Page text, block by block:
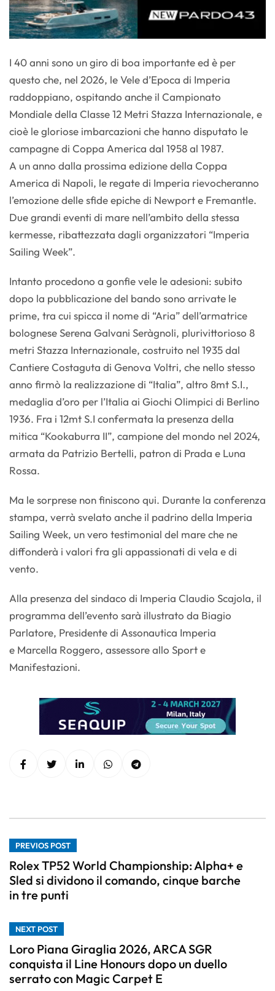
I 40 anni sono un giro di boa importante ed è per
questo che, nel 2026, le Vele d’Epoca di Imperia
raddoppiano, ospitando anche il Campionato
Mondiale della Classe 12 Metri Stazza Internazionale, e
cioè le gloriose imbarcazioni che hanno disputato le
campagne di Coppa America dal 1958 al 1987.
A un anno dalla prossima edizione della Coppa
America di Napoli, le regate di Imperia rievocheranno
l’emozione delle sfide epiche di Newport e Fremantle.
Due grandi eventi di mare nell’ambito della stessa
kermesse, ribattezzata dagli organizzatori “Imperia
Sailing Week”.
Intanto procedono a gonfie vele le adesioni: subito
dopo la pubblicazione del bando sono arrivate le
prime, tra cui spicca il nome di “Aria” dell’armatrice
bolognese Serena Galvani Seràgnoli, plurivittorioso 8
metri Stazza Internazionale, costruito nel 1935 dal
Cantiere Costaguta di Genova Voltri, che nello stesso
anno firmò la realizzazione di “Italia”, altro 8mt S.I.,
medaglia d’oro per l’Italia ai Giochi Olimpici di Berlino
1936. Fra i 12mt S.I confermata la presenza della
mitica “Kookaburra II”, campione del mondo nel 2024,
armata da Patrizio Bertelli, patron di Prada e Luna
Rossa.
Ma le sorprese non finiscono qui. Durante la conferenza
stampa, verrà svelato anche il padrino della Imperia
Sailing Week, un vero testimonial del mare che ne
diffonderà i valori fra gli appassionati di vela e di
vento.
Alla presenza del sindaco di Imperia Claudio Scajola, il
programma dell’evento sarà illustrato da Biagio
Parlatore, Presidente di Assonautica Imperia
e Marcella Roggero, assessore allo Sport e
Manifestazioni.
PREVIOS POST
Rolex TP52 World Championship: Alpha+ e
Sled si dividono il comando, cinque barche
in tre punti
NEXT POST
Loro Piana Giraglia 2026, ARCA SGR
conquista il Line Honours dopo un duello
serrato con Magic Carpet E